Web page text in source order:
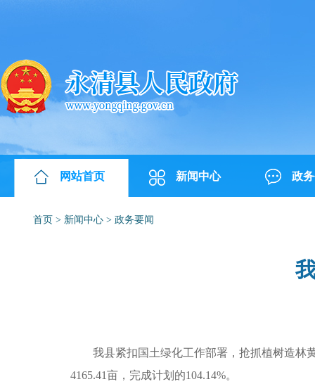
网站首页 新闻中心 政
首页 > 新闻中心 > 政务要闻
我县紧扣国土绿化工作部署，抢抓植树造林黄
4165.41亩，完成计划的104.14%。